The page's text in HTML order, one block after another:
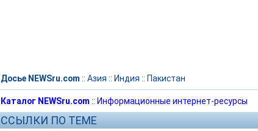
Досье NEWSru.com :: Азия :: Индия :: Пакистан
Каталог NEWSru.com :: Информационные интернет-ресурсы
ССЫЛКИ ПО ТЕМЕ